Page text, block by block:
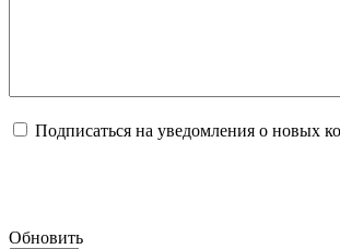
Подписаться на уведомления о новых
Обновить